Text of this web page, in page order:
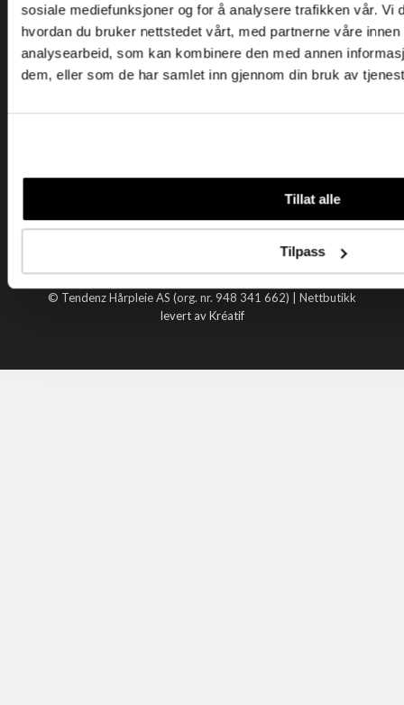
sosiale mediefunksjoner og for å analysere trafikken vår. Vi
hvordan du bruker nettstedet vårt, med partnerne våre
analysearbeid, som kan kombinere den med annen
dem, eller som de har samlet inn gjennom din bruk av
Tillat alle
Tilpass
Telefon: +47 22 92 50 00
E-post: kundeservice@tendenz.net
Nyttige lenker
Datablad
Om oss
Handle hos oss
© Tendenz Hårpleie AS (org. nr. 948 341 662) | Nettbutikk
levert av Kréatif